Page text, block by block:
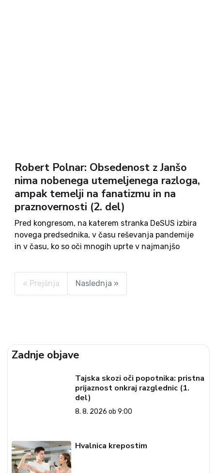
Robert Polnar: Obsedenost z Janšo
nima nobenega utemeljenega razloga,
ampak temelji na fanatizmu in na
praznovernosti (2. del)
Pred kongresom, na katerem stranka DeSUS izbira
novega predsednika, v času reševanja pandemije
in v času, ko so oči mnogih uprte v najmanjšo
podprla KUL koalicijo Jožeta P. Damijana, smo se
pogovarjali...
« Prejšnja Naslednja »
Zadnje objave
Tajska skozi oči popotnika: pristna
prijaznost onkraj razglednic (1.
del)
8. 8. 2026 ob 9:00
Hvalnica krepostim